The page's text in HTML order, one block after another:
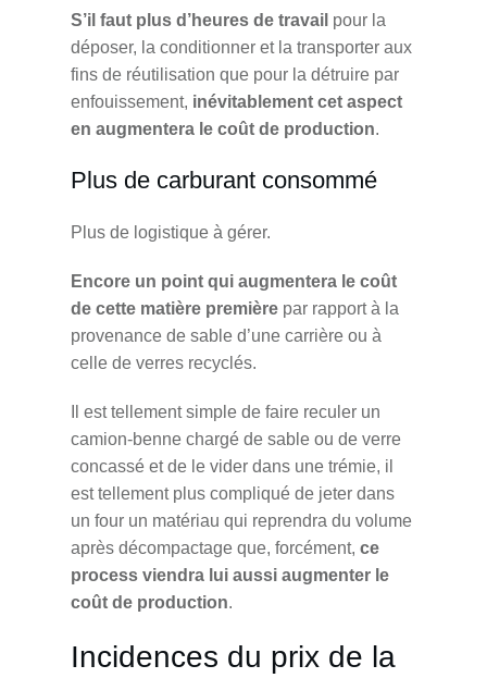
S’il faut plus d’heures de travail pour la
déposer, la conditionner et la transporter aux
fins de réutilisation que pour la détruire par
enfouissement, inévitablement cet aspect
en augmentera le coût de production.
Plus de carburant consommé
Plus de logistique à gérer.
Encore un point qui augmentera le coût
de cette matière premièrepar rapport à la
provenance de sable d’une carrière ou à
celle de verres recyclés.
Il est tellement simple de faire reculer un
camion-benne chargé de sable ou de verre
concassé et de le vider dans une trémie, il
est tellement plus compliqué de jeter dans
un four un matériau qui reprendra du volume
après décompactage que, forcément, ce
process viendra lui aussi augmenter le
coût de production.
Incidences du prix de la